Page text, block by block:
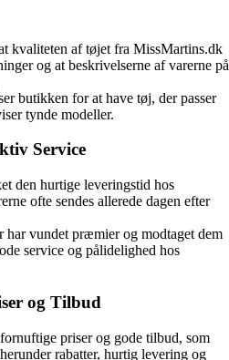
kvaliteten af tøjet fra MissMartins.dk
og at beskrivelserne af varerne på
butikken for at have tøj, der passer
tynde modeller.
Service
den hurtige leveringstid hos
ofte sendes allerede dagen efter
har vundet præmier og modtaget dem
service og pålidelighed hos
og Tilbud
priser og gode tilbud, som
rabatter, hurtig levering og